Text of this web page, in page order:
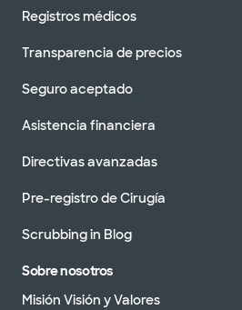
Registros médicos
Transparencia de precios
Seguro aceptado
Asistencia financiera
Directivas avanzadas
Pre-registro de Cirugía
Scrubbing in Blog
Sobre nosotros
Misión Visión y Valores